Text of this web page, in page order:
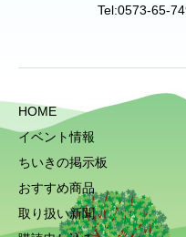
Tel:0573-65-
HOME
イベント情報
ちいきの掲示板
おすすめ商品
取り扱い新聞